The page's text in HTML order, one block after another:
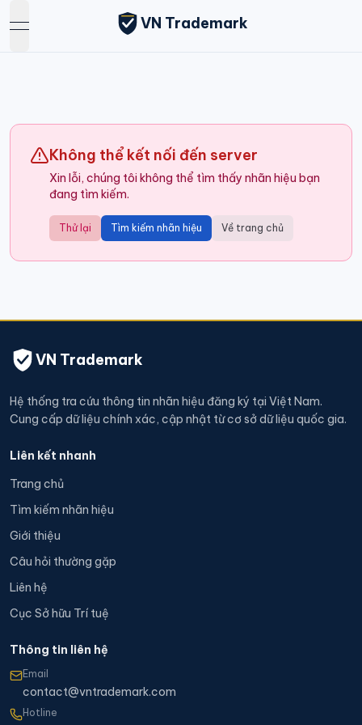
open navigation menu
VN Trademark
Không thể kết nối đến server
Xin lỗi, chúng tôi không thể tìm thấy nhãn hiệu bạn
đang tìm kiếm.
Thử lại Tìm kiếm nhãn hiệu Về trang chủ
VN Trademark
Hệ thống tra cứu thông tin nhãn hiệu đăng ký tại Việt Nam.
Cung cấp dữ liệu chính xác, cập nhật từ cơ sở dữ liệu quốc gia.
Liên kết nhanh
Trang chủ
Tìm kiếm nhãn hiệu
Giới thiệu
Câu hỏi thường gặp
Liên hệ
Cục Sở hữu Trí tuệ
Thông tin liên hệ
Email
contact@vntrademark.com
Hotline